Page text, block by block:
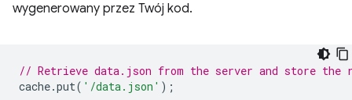
wygenerowany przez Twój kod.
// Retrieve data.json from the server and store the
cache.put( '/data.json' );